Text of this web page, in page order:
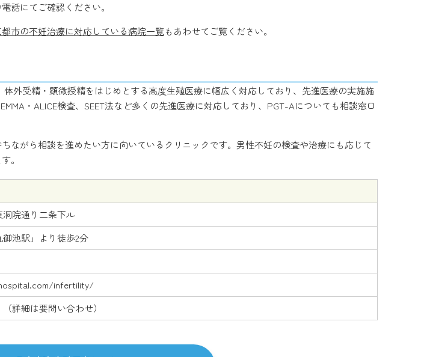
話にてご確認ください。
都市の不妊治療に対応している病院一覧もあわせてご覧ください。
外受精・顕微授精をはじめとする高度生殖医療に幅広く対応しており、先進医療の実施施
・ALICE検査、SEET法など多くの先進医療に対応しており、PGT-Aについても相談窓口
ながら相談を進めたい方に向いているクリニックです。男性不妊の検査や治療にも応じて
。
院通り二条下ル
池駅」より徒歩2分
infertility/
詳細は要問い合わせ）